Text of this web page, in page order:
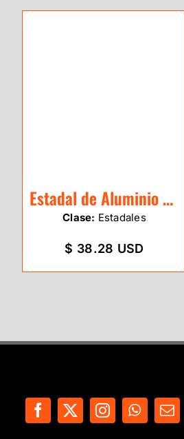
Estadal de Aluminio SitePro de 5m
Clase: Estadales
$ 38.28 USD